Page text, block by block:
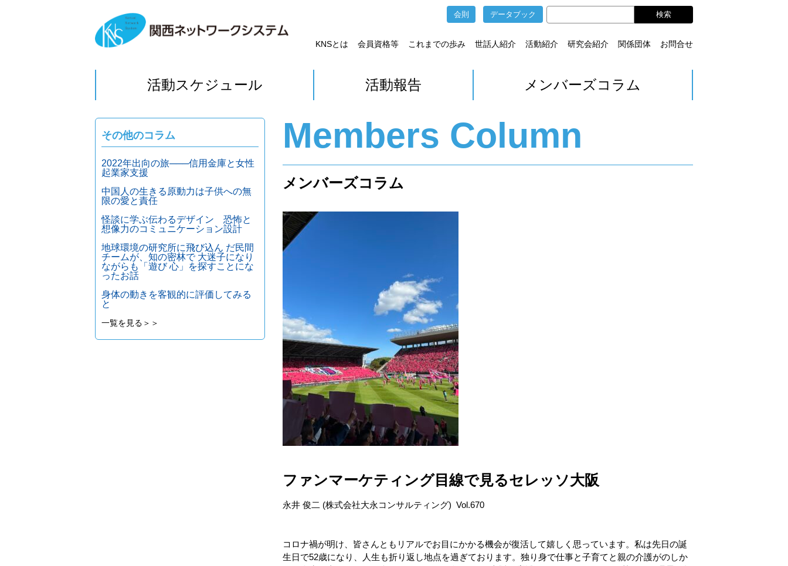
会則 データブック
KNSとは 会員資格等 これまでの歩み 世話人紹介 活動紹介 研究会紹介 関係団体 お問合せ
活動スケジュール 活動報告 メンバーズコラム
Members Column
メンバーズコラム
ファンマーケティング目線で見るセレッソ大阪
永井 俊二 (株式会社大永コンサルティング) Vol.670
コロナ禍が明け、皆さんともリアルでお目にかかる機会が復活して嬉しく思っています。私は先日の誕
生日で52歳になり、人生も折り返し地点を過ぎております。独り身で仕事と子育てと親の介護がのしか
その他のコラム
2022年出向の旅───信用金庫と女性
起業家支援
中国人の生きる原動力は子供への無
限の愛と責任
怪談に学ぶ伝わるデザイン 恐怖と
想像力のコミュニケーション設計
地球環境の研究所に飛び込ん だ民間
チームが、知の密林で 大迷子になり
ながらも「遊び 心」を探すことにな
ったお話
身体の動きを客観的に評価してみる
と
一覧を見る＞＞